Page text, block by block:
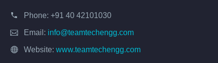
Phone: +91 40 42101030
Email: info@teamtechengg.com
Website: www.teamtechengg.com